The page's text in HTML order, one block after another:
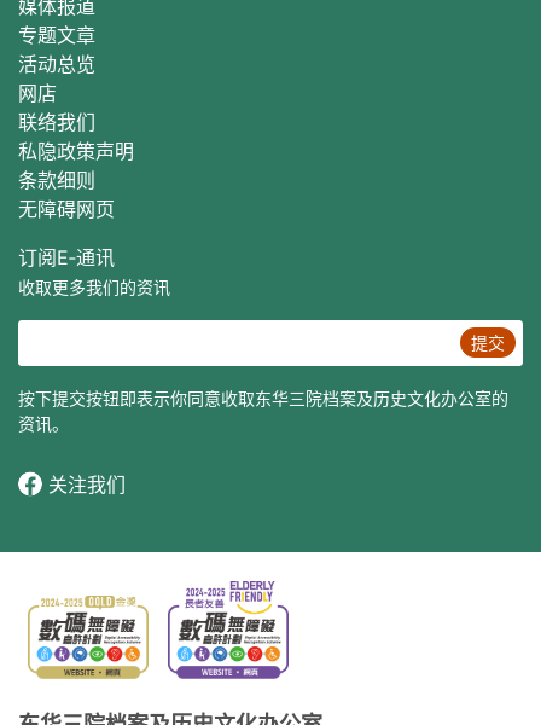
媒体报道
专题文章
活动总览
网店
联络我们
私隐政策声明
条款细则
无障碍网页
订阅E‐通讯
收取更多我们的资讯
提交
按下提交按钮即表示你同意收取东华三院档案及历史文化办公室的
资讯。
关注我们